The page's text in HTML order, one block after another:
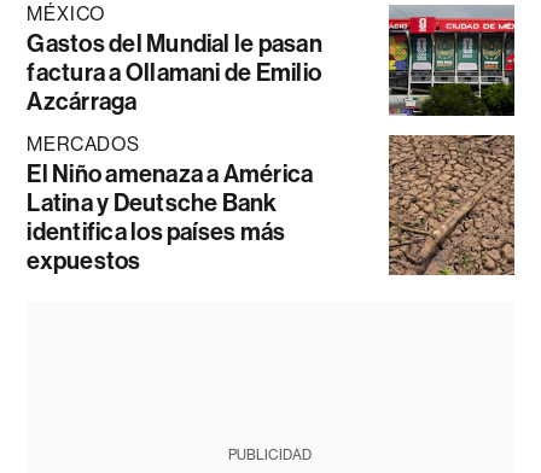
MÉXICO
Gastos del Mundial le pasan
factura a Ollamani de Emilio
Azcárraga
MERCADOS
El Niño amenaza a América
Latina y Deutsche Bank
identifica los países más
expuestos
PUBLICIDAD